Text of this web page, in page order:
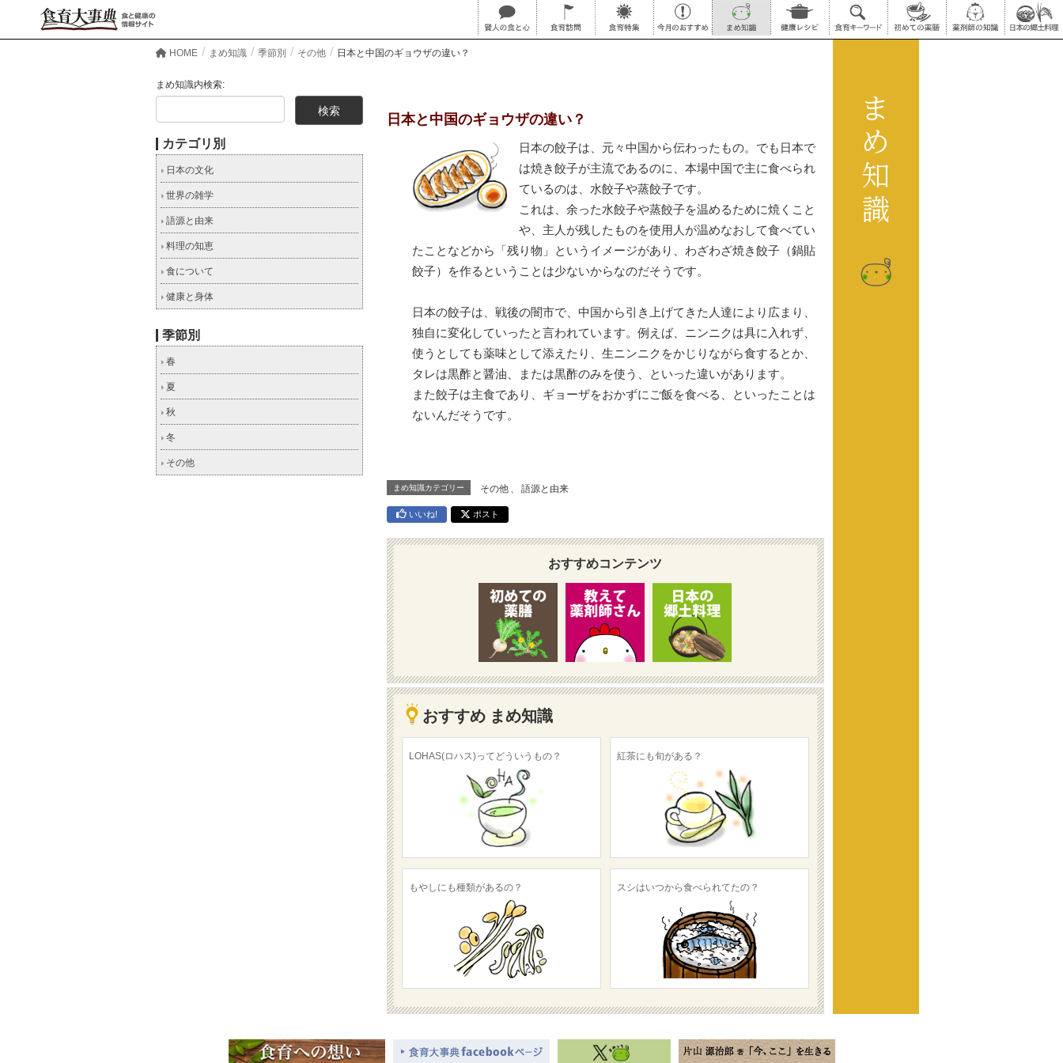
HOME まめ知識 季節別 その他 日本と中国のギョウザの違い？
日本と中国のギョウザの違い？
日本の餃子は、元々中国から伝わったもの。でも日本で
は焼き餃子が主流であるのに、本場中国で主に食べられ
ているのは、水餃子や蒸餃子です。
これは、余った水餃子や蒸餃子を温めるために焼くこと
や、主人が残したものを使用人が温めなおして食べてい
たことなどから「残り物」というイメージがあり、わざわざ焼き餃子（鍋貼
餃子）を作るということは少ないからなのだそうです。
日本の餃子は、戦後の闇市で、中国から引き上げてきた人達により広まり、
独自に変化していったと言われています。例えば、ニンニクは具に入れず、
使うとしても薬味として添えたり、生ニンニクをかじりながら食するとか、
タレは黒酢と醤油、または黒酢のみを使う、といった違いがあります。
また餃子は主食であり、ギョーザをおかずにご飯を食べる、といったことは
ないんだそうです。
まめ知識カテゴリー その他 、 語源と由来
いいね! ポスト
おすすめコンテンツ
おすすめ まめ知識
LOHAS(ロハス)ってどういうもの？ 紅茶にも旬がある？
もやしにも種類があるの？ スシはいつから食べられてたの？
まめ知識内検索:
カテゴリ別
日本の文化
世界の雑学
語源と由来
料理の知恵
食について
健康と身体
季節別
春
夏
秋
冬
その他